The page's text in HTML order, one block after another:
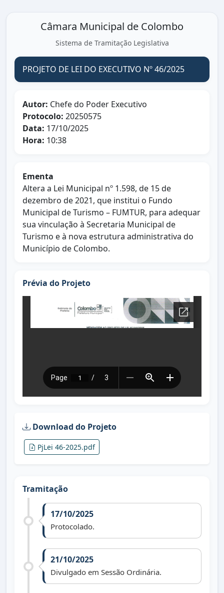
Câmara Municipal de Colombo
Sistema de Tramitação Legislativa
PROJETO DE LEI DO EXECUTIVO Nº 46/2025
Autor: Chefe do Poder Executivo
Protocolo: 20250575
Data: 17/10/2025
Hora: 10:38
Ementa
Altera a Lei Municipal nº 1.598, de 15 de
dezembro de 2021, que institui o Fundo
Municipal de Turismo – FUMTUR, para adequar
sua vinculação à Secretaria Municipal de
Turismo e à nova estrutura administrativa do
Município de Colombo.
Prévia do Projeto
Download do Projeto
PjLei 46-2025.pdf
Tramitação
17/10/2025
Protocolado.
21/10/2025
Divulgado em Sessão Ordinária.